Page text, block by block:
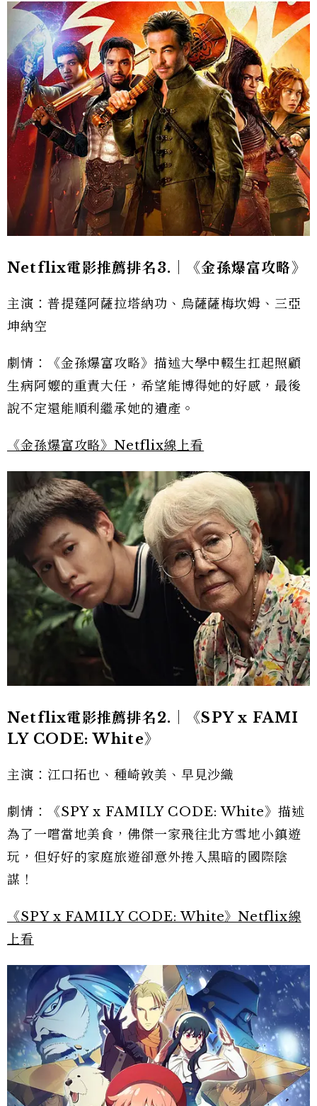
Netflix電影推薦排名3.｜《金孫爆富攻略》
主演：普提蓬阿薩拉塔納功、烏薩薩梅坎姆、三亞
坤納空
劇情：《金孫爆富攻略》描述大學中輟生扛起照顧
生病阿嬤的重責大任，希望能博得她的好感，最後
說不定還能順利繼承她的遺產。
《金孫爆富攻略》Netflix線上看
Netflix電影推薦排名2.｜《SPY x FAMI
LY CODE: White》
主演：江口拓也、種崎敦美、早見沙織
劇情：《SPY x FAMILY CODE: White》描述
為了一嚐當地美食，佛傑一家飛往北方雪地小鎮遊
玩，但好好的家庭旅遊卻意外捲入黑暗的國際陰
謀！
《SPY x FAMILY CODE: White》Netflix線
上看